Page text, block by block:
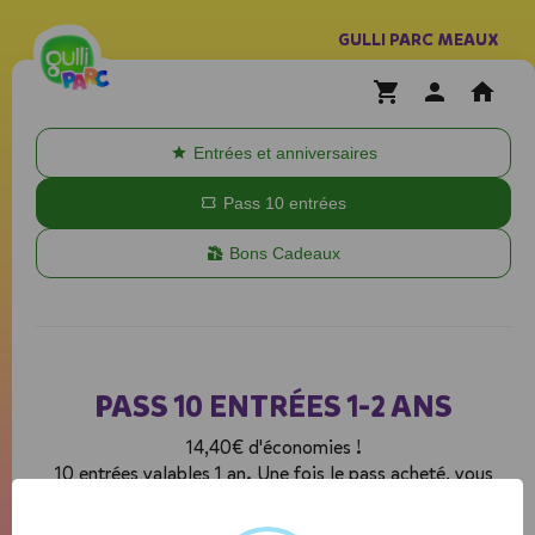
GULLI PARC MEAUX
Entrées et anniversaires
Pass 10 entrées
Bons Cadeaux
PASS 10 ENTRÉES 1-2 ANS
14,40€ d'économies !
10 entrées valables 1 an. Une fois le pass acheté, vous
entrée adulte à la date souhaitée !